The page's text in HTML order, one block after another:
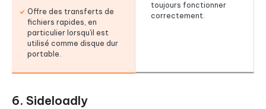
Offre des transferts de
fichiers rapides, en
particulier lorsqu'il est
utilisé comme disque dur
portable.
toujours fonctionner
correctement.
6. Sideloadly